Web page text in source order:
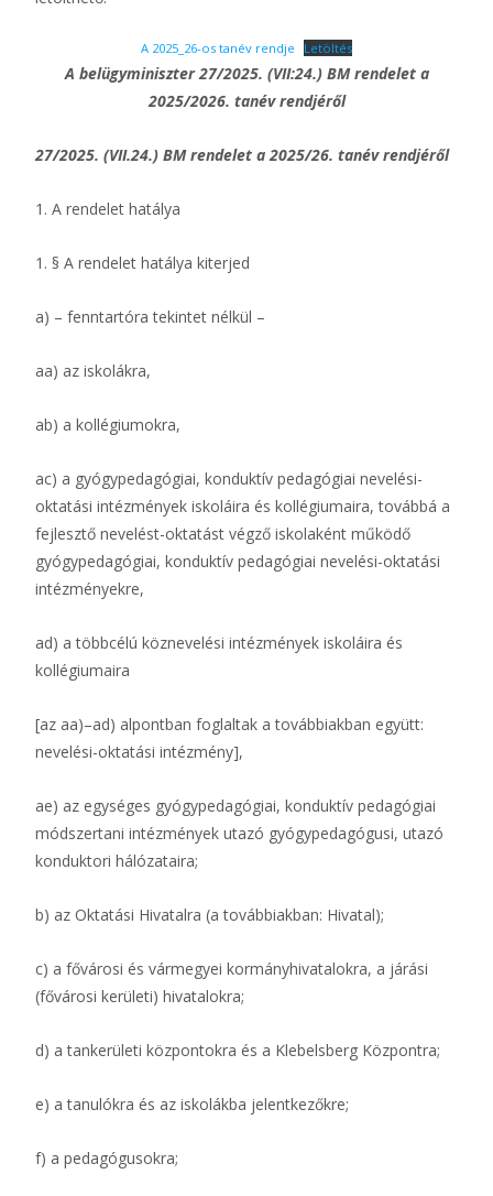
A 2025_26-os tanév rendje Letöltés
A belügyminiszter 27/2025. (VII:24.) BM rendelet a
2025/2026. tanév rendjéről
27/2025. (VII.24.) BM rendelet a 2025/26. tanév rendjéről
1. A rendelet hatálya
1. § A rendelet hatálya kiterjed
a) – fenntartóra tekintet nélkül –
aa) az iskolákra,
ab) a kollégiumokra,
ac) a gyógypedagógiai, konduktív pedagógiai nevelési-
oktatási intézmények iskoláira és kollégiumaira, továbbá a
fejlesztő nevelést-oktatást végző iskolaként működő
gyógypedagógiai, konduktív pedagógiai nevelési-oktatási
intézményekre,
ad) a többcélú köznevelési intézmények iskoláira és
kollégiumaira
[az aa)–ad) alpontban foglaltak a továbbiakban együtt:
nevelési-oktatási intézmény],
ae) az egységes gyógypedagógiai, konduktív pedagógiai
módszertani intézmények utazó gyógypedagógusi, utazó
konduktori hálózataira;
b) az Oktatási Hivatalra (a továbbiakban: Hivatal);
c) a fővárosi és vármegyei kormányhivatalokra, a járási
(fővárosi kerületi) hivatalokra;
d) a tankerületi központokra és a Klebelsberg Központra;
e) a tanulókra és az iskolákba jelentkezőkre;
f) a pedagógusokra;